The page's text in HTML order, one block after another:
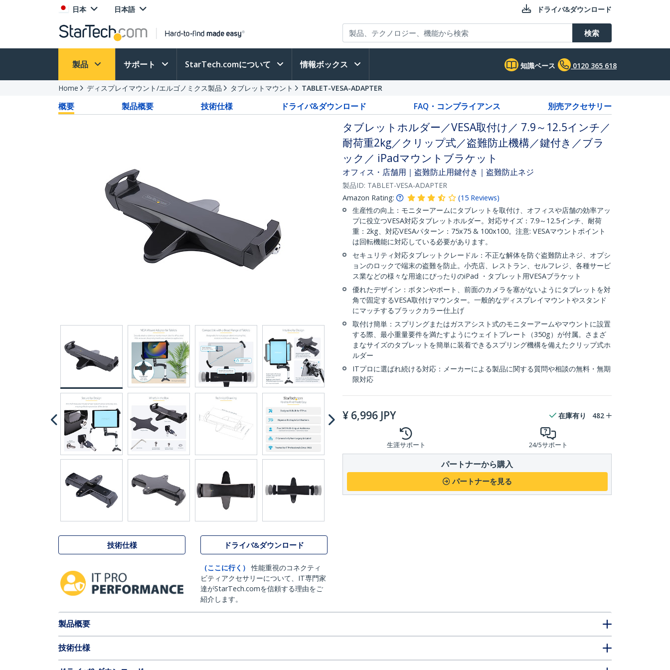
日本 日本語 ドライバ&ダウンロード
検索
製品 サポート StarTech.comについて 情報ボックス 知識ベース 0120 365 618
Home ディスプレイマウント/エルゴノミクス製品 タブレットマウント TABLET-VESA-ADAPTER
概要 製品概要 技術仕様 ドライバ&ダウンロード FAQ・コンプライアンス 別売アクセサリー
技術仕様 ドライバ&ダウンロード
（ここに行く）
性能重視のコネクティ
ビティアクセサリーについて、IT専門家
達がStarTech.comを信頼する理由をご
紹介します。
タブレットホルダー／VESA取付け／ 7.9～12.5インチ／
耐荷重2kg／クリップ式／盗難防止機構／鍵付き／ブラ
ック／ iPadマウントブラケット
オフィス・店舗用｜盗難防止用鍵付き｜盗難防止ネジ
製品ID: TABLET-VESA-ADAPTER
Amazon Rating:
(15 Reviews)
生産性の向上：モニターアームにタブレットを取付け、オフィスや店舗の効率アッ
プに役立つVESA対応タブレットホルダー。対応サイズ：7.9～12.5インチ、耐荷
重：2kg、対応VESAパターン：75x75 & 100x100。注意: VESAマウントポイント
は回転機能に対応している必要があります。
セキュリティ対応タブレットクレードル：不正な解体を防ぐ盗難防止ネジ、オプシ
ョンのロックで端末の盗難を防止。小売店、レストラン、セルフレジ、各種サービ
ス業などの様々な用途にぴったりのiPad ・タブレット用VESAブラケット
優れたデザイン：ボタンやポート、前面のカメラを塞がないようにタブレットを対
角で固定するVESA取付けマウンター。一般的なディスプレイマウントやスタンド
にマッチするブラックカラー仕上げ
取付け簡単：スプリングまたはガスアシスト式のモニターアームやマウントに設置
する際、最小重量要件を満たすようにウェイトプレート（350g）が付属。さまざ
まなサイズのタブレットを簡単に装着できるスプリング機構を備えたクリップ式ホ
ルダー
ITプロに選ばれ続ける対応：メーカーによる製品に関する質問や相談の無料・無期
限対応
¥ 6,996 JPY 在庫有り 482
生涯サポート 24/5サポート
パートナーから購入
パートナーを見る
製品概要
技術仕様